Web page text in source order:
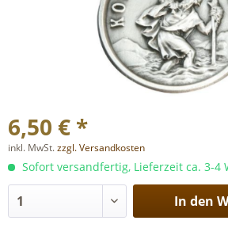
6,50 € *
inkl. MwSt.zzgl. Versandkosten
Sofort versandfertig, Lieferzeit ca. 3-4
In den